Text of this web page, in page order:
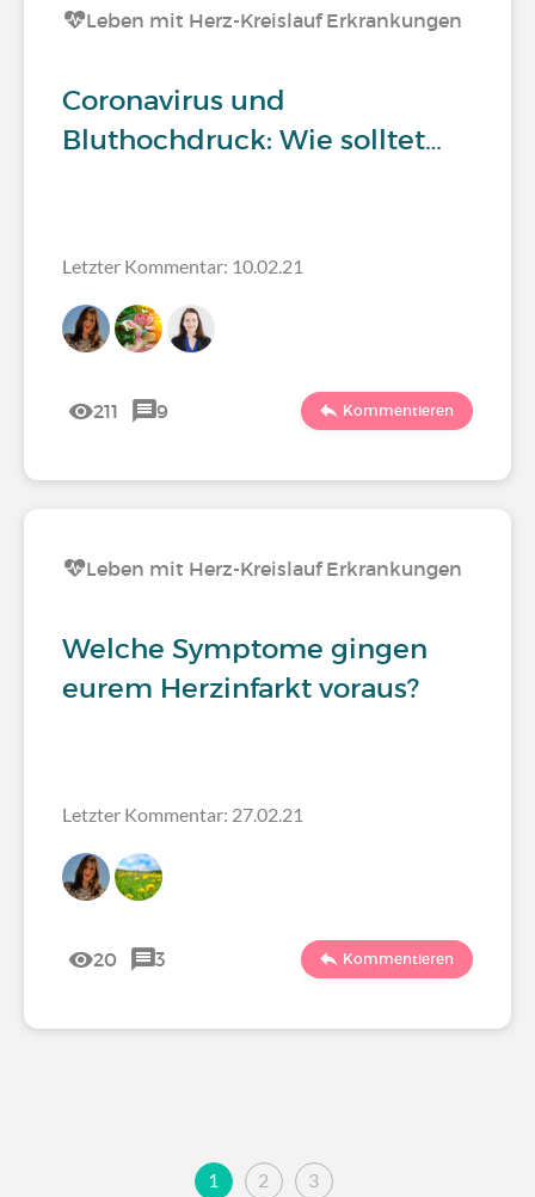
Leben mit Herz-Kreislauf Erkrankungen
Coronavirus und
Bluthochdruck: Wie solltet…
Letzter Kommentar: 10.02.21
211 9 Kommentieren
Leben mit Herz-Kreislauf Erkrankungen
Welche Symptome gingen
eurem Herzinfarkt voraus?
Letzter Kommentar: 27.02.21
20 3 Kommentieren
1 2 3